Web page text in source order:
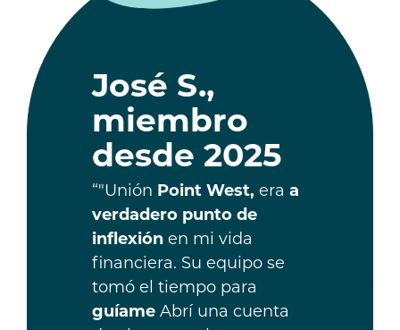
José S.,
miembro
desde 2025
“"Unión Point West, eraa
verdadero punto de
inflexión en mi vida
financiera. Su equipo se
tomó el tiempo para
guíame Abrí una cuenta